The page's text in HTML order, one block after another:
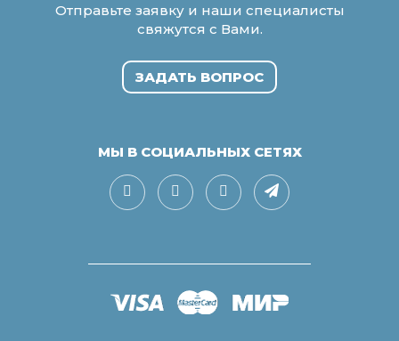
Отправьте заявку и наши специалисты
свяжутся с Вами.
ЗАДАТЬ ВОПРОС
МЫ В СОЦИАЛЬНЫХ СЕТЯХ